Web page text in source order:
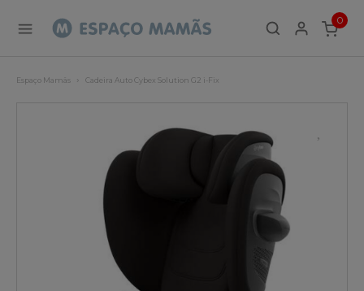
0
ITEMS
Espaço Mamãs Cadeira Auto Cybex Solution G2 i-Fix